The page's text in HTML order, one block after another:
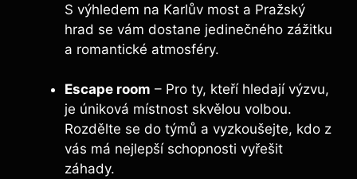
S výhledem na Karlův most a Pražský
hrad se vám dostane jedinečného zážitku
a​ romantické atmosféry.
Escape​ room – ​Pro ty, kteří hledají výzvu,
je úniková místnost ‌skvělou volbou.
Rozdělte se do týmů a vyzkoušejte,​ kdo z
‌vás má ⁣nejlepší schopnosti vyřešit
záhady.